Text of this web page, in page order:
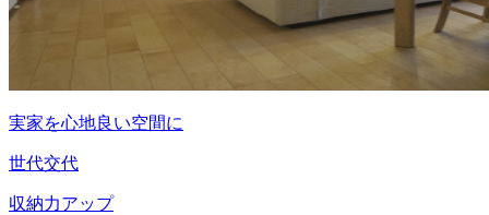
実家を心地良い空間に
世代交代
収納力アップ